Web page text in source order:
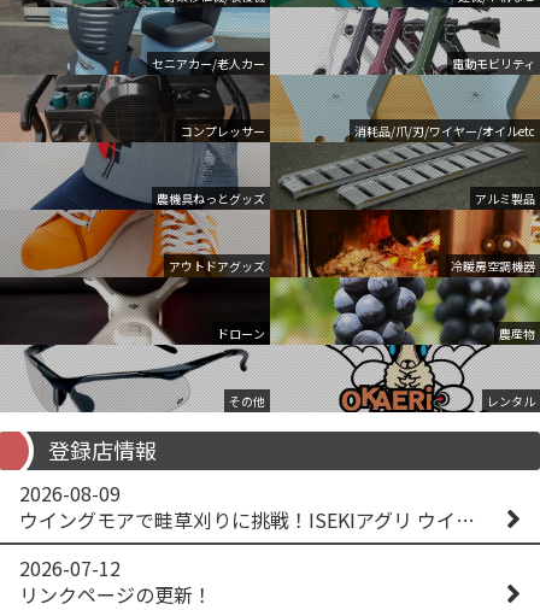
セニアカー/老人カー 電動モビリティ
コンプレッサー 消耗品/爪/刃/ワイヤー/オイルetc
農機具ねっとグッズ アルミ製品
アウトドアグッズ 冷暖房空調機器
ドローン 農産物
その他 レンタル
登録店情報
2026-08-09
ウイングモアで畦草刈りに挑戦！ISEKIアグリ ウイングモア WM746AF
2026-07-12
リンクページの更新！